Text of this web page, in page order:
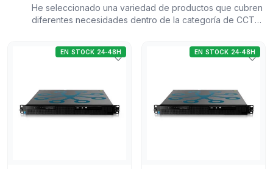
He seleccionado una variedad de productos que cubren
diferentes necesidades dentro de la categoría de CCTV.
capacidad ideal para instalaciones grandes que
requieren monitoreo extensivo. El Equipo servidor DW
almacenamiento confiable para sistemas de
videovigilancia. Finalmente, el Pack de licencias para
análisis perimetral DT+ permite mejorar la seguridad
EN STOCK 24-48H EN STOCK 24-48H